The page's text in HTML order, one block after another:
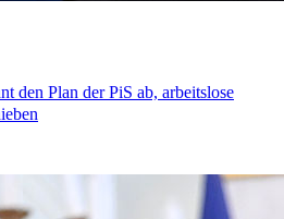
den Plan der PiS ab, arbeitslose